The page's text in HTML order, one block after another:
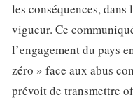
les conséquences,
vigueur. Ce
l’engagement du pays
zéro » face aux abus
prévoit de transmettre